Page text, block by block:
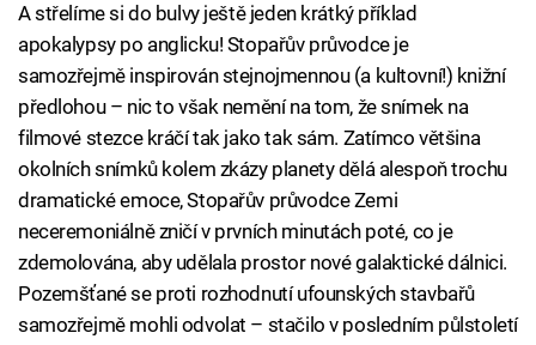
A střelíme si do bulvy ještě jeden krátký příklad
apokalypsy po anglicku! Stopařův průvodce je
samozřejmě inspirován stejnojmennou (a kultovní!) knižní
předlohou – nic to však nemění na tom, že snímek na
filmové stezce kráčí tak jako tak sám. Zatímco většina
okolních snímků kolem zkázy planety dělá alespoň trochu
dramatické emoce, Stopařův průvodce Zemi
neceremoniálně zničí v prvních minutách poté, co je
zdemolována, aby udělala prostor nové galaktické dálnici.
Pozemšťané se proti rozhodnutí ufounských stavbařů
samozřejmě mohli odvolat – stačilo v posledním půlstoletí